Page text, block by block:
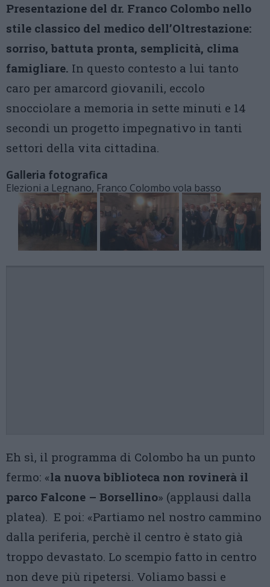
Presentazione del dr. Franco Colombo nello
stile classico del medico dell’Oltrestazione:
sorriso, battuta pronta, semplicità, clima
famigliare. In questo contesto a lui tanto
caro per amarcord giovanili, eccolo
snocciolare a memoria in sette minuti e 14
secondi un progetto impegnativo in tanti
settori della vita cittadina.
Galleria fotografica
Elezioni a Legnano, Franco Colombo vola basso
Eh sì, il programma di Colombo ha un punto
fermo: «la nuova biblioteca non rovinerà il
parco Falcone – Borsellino» (applausi dalla
platea). E poi: «Partiamo nel nostro cammino
dalla periferia, perchè il centro è stato già
troppo devastato. Lo scempio fatto in centro
non deve più ripetersi. Voliamo bassi e